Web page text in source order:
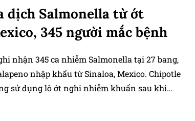
dịch Salmonella từ ớt
345 người mắc bệnh
nhận 345 ca nhiễm Salmonella tại 27 bang,
nhập khẩu từ Sinaloa, Mexico. Chipotle
sử dụng lô ớt nghi nhiễm khuẩn sau khi